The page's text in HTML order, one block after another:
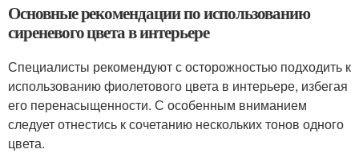
Основные рекомендации по использованию
сиреневого цвета в интерьере
Специалисты рекомендуют с осторожностью подходить к
использованию фиолетового цвета в интерьере, избегая
его перенасыщенности. С особенным вниманием
следует отнестись к сочетанию нескольких тонов одного
цвета.